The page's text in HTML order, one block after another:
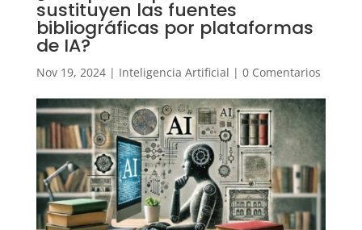
sustituyen las fuentes
bibliográficas por plataformas
de IA?
Nov 19, 2024| Inteligencia Artificial | 0 Comentarios